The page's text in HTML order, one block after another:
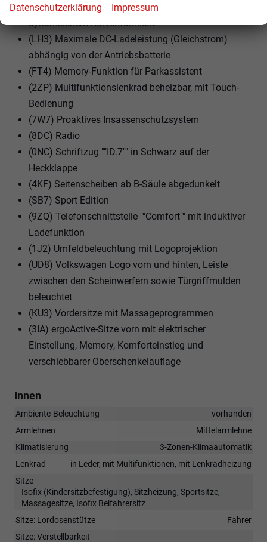
(8Q5) Leuchtweitenregulierung dynamisch, mit
dynamischem Kurvenfahrlicht
(LH3) Maximale DC-Ladeleistung (Gleichstrom)
abhängig von der Antriebsbatterie
(FT4) Memory-Funktion für Parkassistent
(2ZP) Multifunktionslenkrad beheizbar, mit Touch-
Bedienung
(7W7) Proaktives Insassenschutzsystem
(8DC) Radio
(0NC) Schriftzug ""ID.7"" in Schwarz auf der
Heckklappe
(4KF) Seitenscheiben ab B-Säule abgedunkelt
(SB7) Sport Edition
(9ZQ) Telefonschnittstelle ""Comfort"" mit induktiver
Ladefunktion
(1J2) Umfeldbeleuchtung mit Logoprojektion
(UD8) Volkswagen Logo vorn und hinten, Leiste
zwischen den Scheinwerfern sowie Türgriffmulden
beleuchtet
(KU3) Vordersitze mit Massageprogrammen
(3IA) ergoActive-Sitze vorn mit elektrischer
Einstellung, Memory, Komforteinstieg und
verschiebbarer Oberschenkelauflage
Innen
Ambiente-Beleuchtung
vorhanden
Armlehnen
Mittelarmlehne
Klimatisierung
3-Zonen-Klimaautomatik
Lenkrad
in Leder, mit Multifunktionen, mit Lenkradheizung
Sitze
Isofix (Kindersitzbefestigung), Sitzheizung, Sportsitze,
Massagesitze, Isofix Beifahrersitz
Sitze: Lordosenstütze
Fahrer
Sitze: Verstellbarkeit
Datenschutzerklärung Impressum